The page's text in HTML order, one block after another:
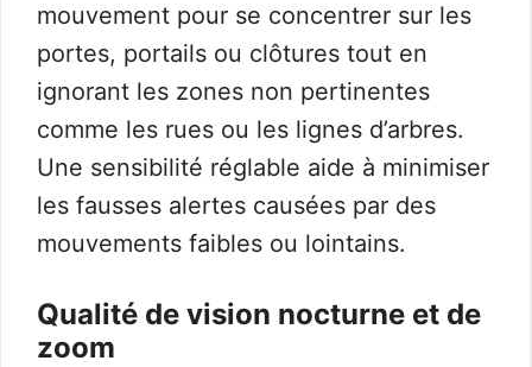
mouvement pour se concentrer sur les
portes, portails ou clôtures tout en
ignorant les zones non pertinentes
comme les rues ou les lignes d’arbres.
Une sensibilité réglable aide à minimiser
les fausses alertes causées par des
mouvements faibles ou lointains.
Qualité de vision nocturne et de
zoom